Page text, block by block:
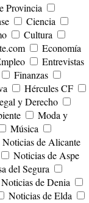
Provincia
Ciencia
Cultura
Economía
Entrevistas
Finanzas
Hércules CF
y Derecho
Moda y
Música
Noticias de Alicante
Noticias de Aspe
del Segura
Noticias de Denia
Noticias de Elda